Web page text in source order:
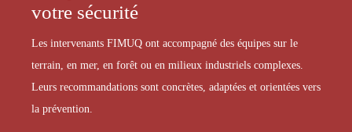
votre sécurité
Les intervenants FIMUQ ont accompagné des équipes sur le
terrain, en mer, en forêt ou en milieux industriels complexes.
Leurs recommandations sont concrètes, adaptées et orientées vers
la prévention.